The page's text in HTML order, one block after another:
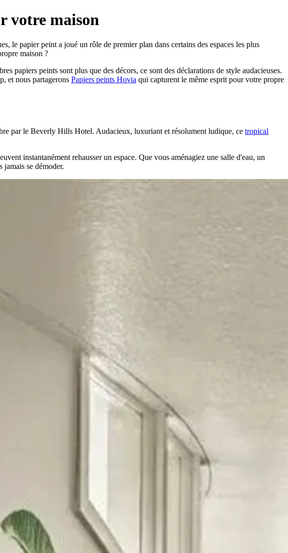
votre maison
le papier peint a joué un rôle de premier plan dans certains des espaces les plus
maison ?
papiers peints sont plus que des décors, ce sont des déclarations de style audacieuses.
et nous partagerons Papiers peints Hovia qui capturent le même esprit pour votre propre
par le Beverly Hills Hotel. Audacieux, luxuriant et résolument ludique, ce tropical
instantanément rehausser un espace. Que vous aménagiez une salle d'eau, un
jamais se démoder.